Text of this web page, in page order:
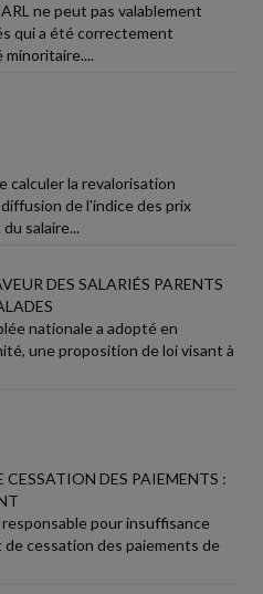
ne peut pas valablement
qui a été correctement
calculer la revalorisation
de l'indice des prix
salaire...
DES SALARIÉS PARENTS
nationale a adopté en
une proposition de loi visant à
DES PAIEMENTS :
pour insuffisance
cessation des paiements de